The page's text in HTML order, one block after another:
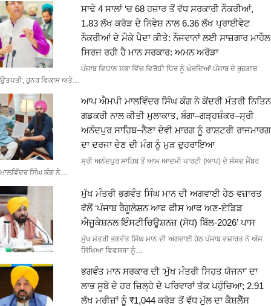
ਸਾਢੇ 4 ਸਾਲਾਂ ‘ਚ 68 ਹਜ਼ਾਰ ਤੋਂ ਵੱਧ ਸਰਕਾਰੀ ਨੌਕਰੀਆਂ,
1.83 ਲੱਖ ਕਰੋੜ ਦੇ ਨਿਵੇਸ਼ ਨਾਲ 6.36 ਲੱਖ ਪ੍ਰਾਈਵੇਟ
ਨੌਕਰੀਆਂ ਦੇ ਮੌਕੇ ਪੈਦਾ ਕੀਤੇ: ਨੌਜਵਾਨਾਂ ਲਈ ਸਾਜ਼ਗਾਰ ਮਾਹੌਲ
ਸਿਰਜ ਰਹੀ ਹੈ ਮਾਨ ਸਰਕਾਰ: ਅਮਨ ਅਰੋੜਾ
ਪੰਜਾਬ ਵਿਧਾਨ ਸਭਾ ਵਿੱਚ ਵਿਰੋਧੀ ਧਿਰ ਨੂੰ ਘੇਰਦਿਆਂ ਪੰਜਾਬ ਦੇ ਰੁਜ਼ਗਾਰ
ਉਤਪਤੀ, ਹੁਨਰ ਵਿਕਾਸ ਅਤੇ…
ਆਪ ਐਮਪੀ ਮਾਲਵਿੰਦਰ ਸਿੰਘ ਕੰਗ ਨੇ ਕੇਂਦਰੀ ਮੰਤਰੀ ਨਿਤਿਨ
ਗਡਕਰੀ ਨਾਲ ਕੀਤੀ ਮੁਲਾਕਾਤ, ਬੰਗਾ–ਗੜ੍ਹਸ਼ੰਕਰ–ਸ੍ਰੀ
ਅਨੰਦਪੁਰ ਸਾਹਿਬ–ਨੈਣਾ ਦੇਵੀ ਮਾਰਗ ਨੂੰ ਰਾਸ਼ਟਰੀ ਰਾਜਮਾਰਗ
ਦਾ ਦਰਜਾ ਦੇਣ ਦੀ ਮੰਗ ਨੂੰ ਮੁੜ ਦੁਹਰਾਇਆ
ਸ੍ਰੀ ਅਨੰਦਪੁਰ ਸਾਹਿਬ ਤੋਂ ਆਮ ਆਦਮੀ ਪਾਰਟੀ (ਆਪ) ਦੇ ਸੰਸਦ ਮੈਂਬਰ
ਮਾਲਵਿੰਦਰ ਸਿੰਘ ਕੰਗ ਨੇ…
ਮੁੱਖ ਮੰਤਰੀ ਭਗਵੰਤ ਸਿੰਘ ਮਾਨ ਦੀ ਅਗਵਾਈ ਹੇਠ ਵਜ਼ਾਰਤ
ਵੱਲੋਂ ‘ਪੰਜਾਬ ਰੈਗੂਲੇਸ਼ਨ ਆਫ ਫੀਸ ਆਫ ਅਣ-ਏਡਿਡ
ਐਜੂਕੇਸ਼ਨਲ ਇੰਸਟੀਚਿਊਸ਼ਨਜ਼ (ਸੋਧ) ਬਿੱਲ-2026’ ਪਾਸ
ਮੁੱਖ ਮੰਤਰੀ ਭਗਵੰਤ ਸਿੰਘ ਮਾਨ ਦੀ ਅਗਵਾਈ ਹੇਠ ਪੰਜਾਬ ਵਜ਼ਾਰਤ ਨੇ ਅੱਜ
ਸਿੱਖਿਆ ਵਿਵਸਥਾ ਨੂੰ…
ਭਗਵੰਤ ਮਾਨ ਸਰਕਾਰ ਦੀ ‘ਮੁੱਖ ਮੰਤਰੀ ਸਿਹਤ ਯੋਜਨਾ’ ਦਾ
ਲਾਭ ਸੂਬੇ ਦੇ ਹਰ ਜ਼ਿਲ੍ਹੇ ਦੇ ਪਰਿਵਾਰਾਂ ਤੱਕ ਪਹੁੰਚਿਆ; 2.91
ਲੱਖ ਮਰੀਜ਼ਾਂ ਨੂੰ ₹1,044 ਕਰੋੜ ਤੋਂ ਵੱਧ ਮੁੱਲ ਦਾ ਕੈਸ਼ਲੈੱਸ